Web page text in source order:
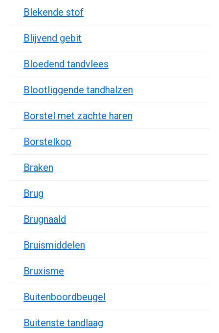
Blekende stof
Blijvend gebit
Bloedend tandvlees
Blootliggende tandhalzen
Borstel met zachte haren
Borstelkop
Braken
Brug
Brugnaald
Bruismiddelen
Bruxisme
Buitenboordbeugel
Buitenste tandlaag